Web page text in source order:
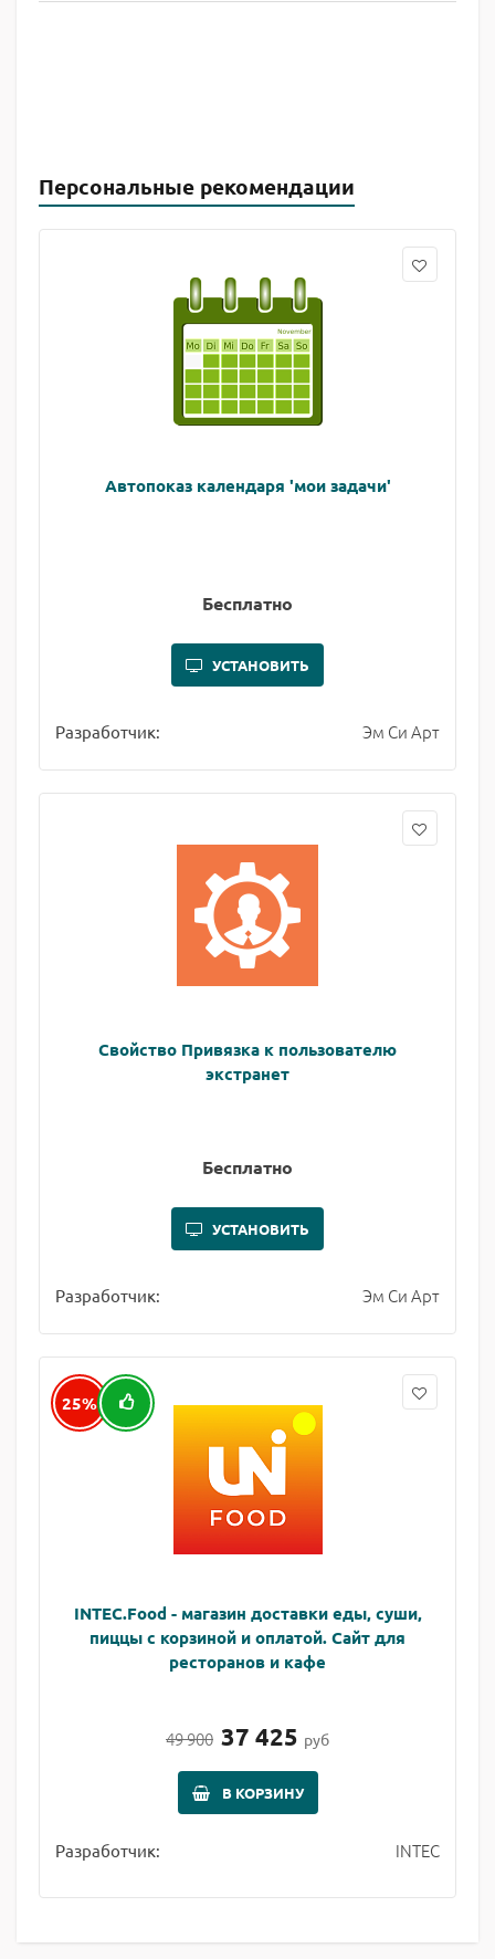
Персональные рекомендации
Автопоказ календаря 'мои задачи'
Бесплатно
УСТАНОВИТЬ
Разработчик: Эм Си Арт
Свойство Привязка к пользователю
экстранет
Бесплатно
УСТАНОВИТЬ
Разработчик: Эм Си Арт
25%
INTEC.Food - магазин доставки еды, суши,
пиццы с корзиной и оплатой. Сайт для
ресторанов и кафе
49 900 37 425 руб
В КОРЗИНУ
Разработчик: INTEC